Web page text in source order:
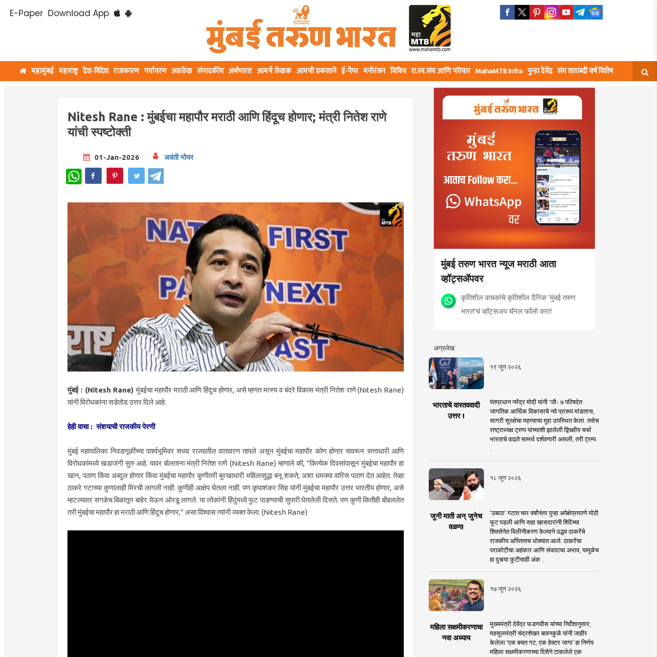
E-Paper Download App
महामुंबई महाराष्ट्र देश-विदेश राजकारण पर्यावरण अग्रलेख संपादकीय अर्थभारत आमचे लेखक आमची प्रकाशने ई-पेपर मनोरंजन विविध रा.स्व.संघ आणि परिवार MahaMTB Infra पुन्हा देवेंद्र संघ शताब्दी वर्ष विशेष
Nitesh Rane : मुंबईचा महापौर मराठी आणि हिंदूच होणार; मंत्री नितेश राणे
यांची स्पष्टोक्ती
01-Jan-2026 अवंती भोयर
WhatsApp
मुंबई : (Nitesh Rane)मुंबईचा महापौर मराठी आणि हिंदूच होणार, असे म्हणत मत्स्य व बंदरे विकास मंत्री नितेश राणे (Nitesh Rane)
यांनी विरोधकांना सडेतोड उत्तर दिले आहे.
हेही वाचा : संशयाची राजकीय पेरणी
मुंबई महापालिका निवडणूकींच्या पार्श्वभूमिवर सध्या राज्यातील वातावरण तापले असून मुंबईचा महापौर कोण होणार यावरून सत्ताधारी आणि
विरोधकांमध्ये खडाजंगी सुरु आहे. यावर बोलताना मंत्री नितेश राणे (Nitesh Rane) म्हणाले की, "कित्येक दिवसांपासून मुंबईचा महापौर हा
खान, पठाण किंवा अब्दुल होणार किंवा मुंबईचा महापौर कुणीतरी बुरखाधारी महिलासुद्धा बनू शकते, अशा धमक्या वारिस पठाण देत आहेत. तेव्हा
ठाकरे गटाच्या कुणालाही मिरची लागली नाही. कुणीही आक्षेप घेतला नाही. पण कृपाशंकर सिंह यांनी मुंबईचा महापौर उत्तर भारतीय होणार, असे
म्हटल्यावर सगळेच बिळातून बाहेर येऊन ओरडू लागले. या लोकांनी हिंदुंमध्ये फुट पाडण्याची सुपारी घेतलेली दिसते. पण कुणी कितीही बोंबललेत
तरी मुंबईचा महापौर हा मराठी आणि हिंदूच होणार," असा विश्वास त्यांनी व्यक्त केला. (Nitesh Rane)
मुंबई तरुण भारत न्यूज मराठी आता
व्हॉट्सॲपवर
कृतिशील वाचकांचे कृतिशील दैनिक 'मुंबई तरुण
भारत'चं व्हॉट्सअप चॅनल फॉलो करा!
अग्रलेख
१९ जून २०२६
भारताचे वास्तववादी
उत्तर !
पंतप्रधान नरेंद्र मोदी यांनी 'जी- ७ परिषदेत
जागतिक आर्थिक विकासाचे नवे प्रारूप मांडताना,
सागरी सुरक्षेचा महत्त्वाचा मुद्दा उपस्थित केला. तसेच
राष्ट्राध्यक्ष ट्रम्प यांच्याशी झालेली द्विपक्षीय चर्चा
भारताचे वाढते सामर्थ दर्शवणारी असली, तरी ट्रम्प
१८ जून २०२६
जुनी माती अन् जुनेच
वळण!
‘उबाठा’ गटात चार वर्षांनंतर पुन्हा अपेक्षेप्रमााणे मोठी
फूट पडली आणि सहा खासदारांनी शिंदेंच्या
शिवसेनेत विलीनीकरण केल्याने उद्धव ठाकरेंचे
राजकीय अस्तित्वच धोक्यात आले. ठाकरेंचा
पराकोटीचा अहंकार आणि संवादाचा अभाव, यामुळेच
हा दुसर्‍या फुटीचाही अंक ..
१७ जून २०२६
महिला सक्षमीकरणाचा
नवा अध्याय
मुख्यमंत्री देवेंद्र फडणवीस यांच्या निर्देशानुसार,
महसूलमंत्री चंद्रशेखर बावनकुळे यांनी जाहीर
केलेला ‘एक बचत गट, एक हेक्टर जागा’ हा निर्णय
महिला सक्षमीकरणाच्या दिशेने टाकलेले एक